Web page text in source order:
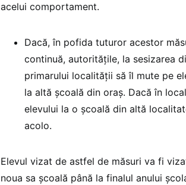
acelui comportament.
Dacă, în pofida tuturor acestor
continuă, autoritățile, la sesizarea
primarului localității să îl mute pe
la altă școală din oraș. Dacă în
elevului la o școală din altă
acolo.
Elevul vizat de astfel de măsuri va fi
noua sa școală până la finalul anului